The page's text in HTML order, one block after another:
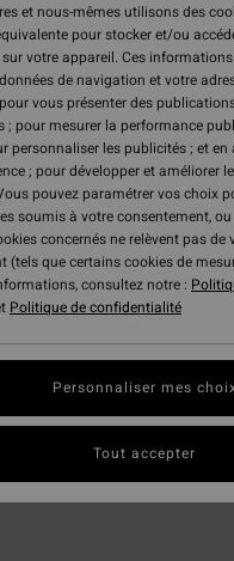
et nous-mêmes utilisons des
pour stocker et/ou
votre appareil. Ces
de navigation et votre
vous présenter des
; pour mesurer la performance
personnaliser les publicités ; et en
; pour développer et améliorer
pouvez paramétrer vos choix
soumis à votre consentement,
concernés ne relèvent pas de
(tels que certains cookies de
consultez notre :
Politique de confidentialité
Personnaliser mes
Tout accepter